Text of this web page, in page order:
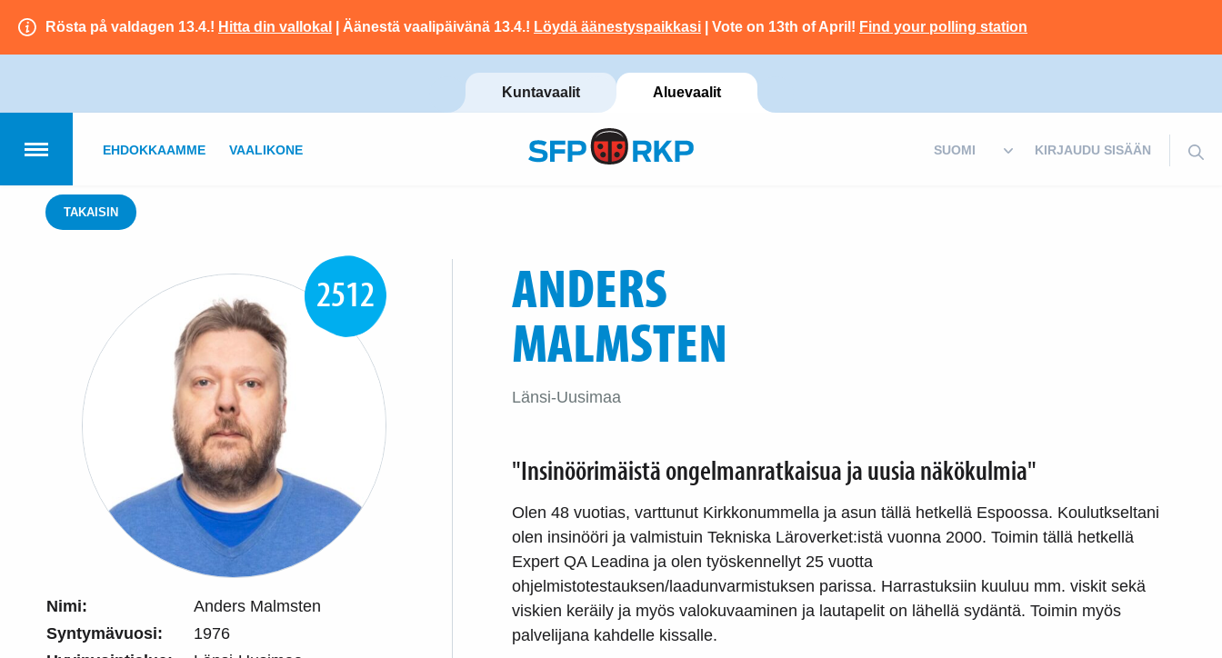
Rösta på valdagen 13.4.! Hitta din vallokal | Äänestä vaalipäivänä 13.4.! Löydä äänestyspaikkasi | Vote on 13th of April! Find your polling station
Kuntavaalit Aluevaalit
KIRJAUDU SISÄÄN
EHDOKKAAMME VAALIKONE
TAKAISIN
2512
Nimi:
Anders Malmsten
Syntymävuosi:
1976
ANDERS
MALMSTEN
Länsi-Uusimaa
"Insinöörimäistä ongelmanratkaisua ja uusia näkökulmia"
Olen 48 vuotias, varttunut Kirkkonummella ja asun tällä hetkellä Espoossa. Koulutkseltani
olen insinööri ja valmistuin Tekniska Läroverket:istä vuonna 2000. Toimin tällä hetkellä
Expert QA Leadina ja olen työskennellyt 25 vuotta
ohjelmistotestauksen/laadunvarmistuksen parissa. Harrastuksiin kuuluu mm. viskit sekä
viskien keräily ja myös valokuvaaminen ja lautapelit on lähellä sydäntä. Toimin myös
palvelijana kahdelle kissalle.